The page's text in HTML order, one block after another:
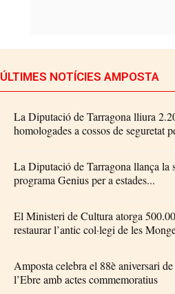
ÚLTIMES NOTÍCIES AMPOSTA
La Diputació de Tarragona lliura
homologades a cossos de seguretat
La Diputació de Tarragona llança la
programa Genius per a estades...
El Ministeri de Cultura atorga
restaurar l’antic col·legi de les
Amposta celebra el 88è aniversari
l’Ebre amb actes commemoratius